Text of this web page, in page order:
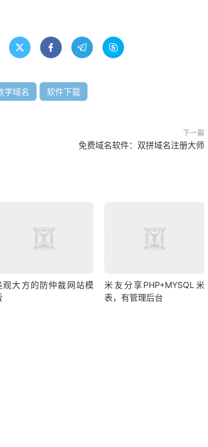
   
字域名 软件下载
下一篇
免费域名软件：双拼域名注册大师
观大方的防仲裁网站模
米友分享PHP+MYSQL米
表，有管理后台